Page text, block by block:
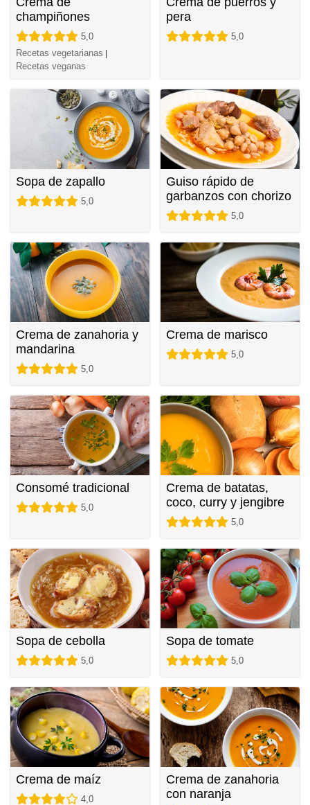
champiñones
5,0
Recetas vegetarianas |
Recetas veganas
pera
5,0
Sopa de zapallo
5,0
Guiso rápido de
garbanzos con chorizo
5,0
Crema de zanahoria y
mandarina
5,0
Crema de marisco
5,0
Consomé tradicional
5,0
Crema de batatas,
coco, curry y jengibre
5,0
Sopa de cebolla
5,0
Sopa de tomate
5,0
Crema de maíz
4,0
Crema de zanahoria
con naranja